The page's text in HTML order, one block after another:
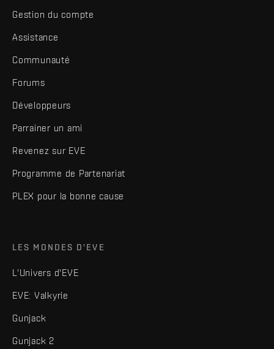
Gestion du compte
Assistance
Communauté
Forums
Développeurs
Parrainer un ami
Revenez sur EVE
Programme de Partenariat
PLEX pour la bonne cause
LES MONDES D'EVE
L'Univers d'EVE
EVE: Valkyrie
Gunjack
Gunjack 2